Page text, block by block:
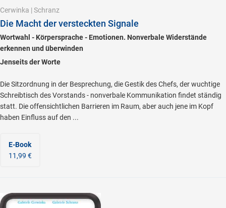
Cerwinka | Schranz
Die Macht der versteckten Signale
Wortwahl - Körpersprache - Emotionen. Nonverbale Widerstände
erkennen und überwinden
Jenseits der Worte
Die Sitzordnung in der Besprechung, die Gestik des Chefs, der wuchtige
Schreibtisch des Vorstands - nonverbale Kommunikation findet ständig
statt. Die offensichtlichen Barrieren im Raum, aber auch jene im Kopf
haben Einfluss auf den ...
E-Book
11,99 €